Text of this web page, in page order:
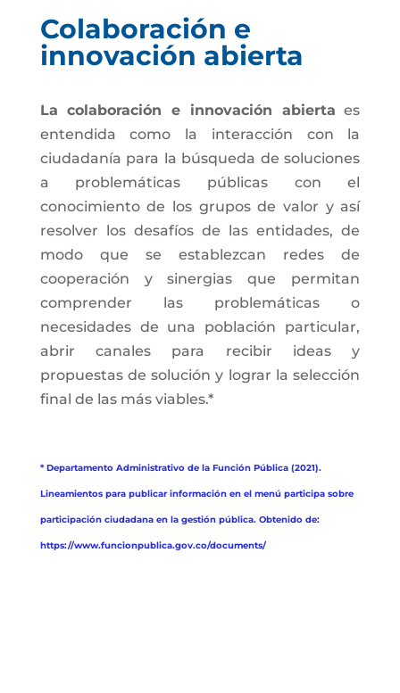
Colaboración e
innovación abierta
La colaboración e innovación abierta es
entendida como la interacción con la
ciudadanía para la búsqueda de soluciones
a problemáticas públicas con el
conocimiento de los grupos de valor y así
resolver los desafíos de las entidades, de
modo que se establezcan redes de
cooperación y sinergias que permitan
comprender las problemáticas o
necesidades de una población particular,
abrir canales para recibir ideas y
propuestas de solución y lograr la selección
final de las más viables.*
* Departamento Administrativo de la Función Pública (2021).
Lineamientos para publicar información en el menú participa sobre
participación ciudadana en la gestión pública. Obtenido de:
https://www.funcionpublica.gov.co/documents/